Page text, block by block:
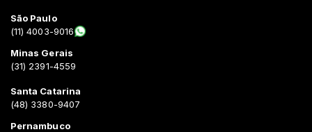
São Paulo
(11) 4003-9016
Minas Gerais
(31) 2391-4559
Santa Catarina
(48) 3380-9407
Pernambuco